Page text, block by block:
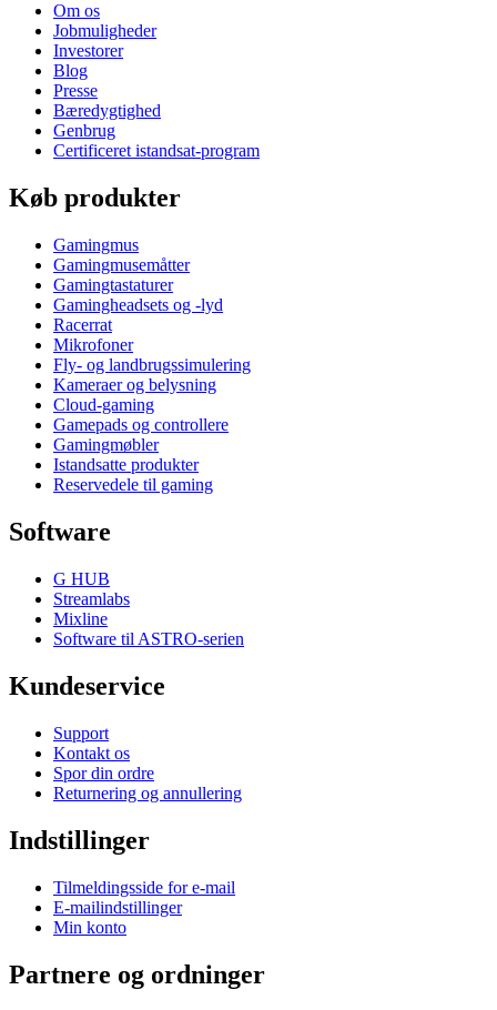
Om os
Jobmuligheder
Investorer
Blog
Presse
Bæredygtighed
Genbrug
Certificeret istandsat-program
Køb produkter
Gamingmus
Gamingmusemåtter
Gamingtastaturer
Gamingheadsets og -lyd
Racerrat
Mikrofoner
Fly- og landbrugssimulering
Kameraer og belysning
Cloud-gaming
Gamepads og controllere
Gamingmøbler
Istandsatte produkter
Reservedele til gaming
Software
G HUB
Streamlabs
Mixline
Software til ASTRO-serien
Kundeservice
Support
Kontakt os
Spor din ordre
Returnering og annullering
Indstillinger
Tilmeldingsside for e-mail
E-mailindstillinger
Min konto
Partnere og ordninger